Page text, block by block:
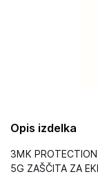
Opis izdelka
3MK
5G ZAŠČITA ZA